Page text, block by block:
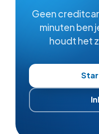
Geen
minuten ben
houdt het